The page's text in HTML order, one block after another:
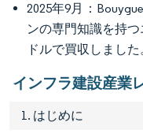
2025年9月：
ンの専門知識を持
ドルで買収しました
インフラ建設産業
1. はじめに